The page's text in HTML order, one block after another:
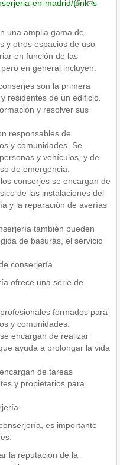
en-madrid/(link is
una amplia gama de
y otros espacios de uso
en función de las
en general incluyen:
son la primera
residentes de un edificio.
y resolver sus
responsables de
y comunidades. Se
y vehículos, y de
de emergencia.
conserjes se encargan de
de las instalaciones del
y la reparación de averías
también pueden
de basuras, el servicio
conserjería
ofrece una serie de
formados para
y comunidades.
encargan de realizar
ayuda a prolongar la vida
de tareas
y propietarios para
es importante
la reputación de la